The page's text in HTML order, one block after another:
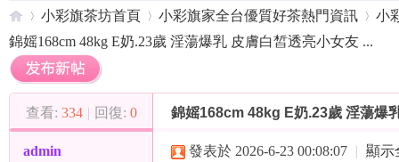
明碼標價特惠專區 熱門喝茶心得分享 高顏值現役
（»
小彩旗茶坊首頁
›
小彩旗家全台優質好茶熱門資訊
›
小
錦媱168cm 48kg E奶.23歲 淫蕩爆乳 皮膚白皙透亮小女友 ...
查看: 334 | 回復: 0 錦媱168cm 48kg E奶.23歲 淫蕩爆
admin 發表於 2026-6-23 00:08:07 | 顯示